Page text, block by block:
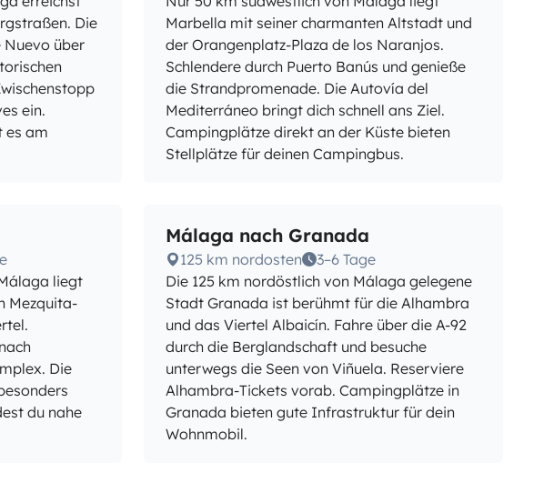
Die
über
ein.
es am
Marbella mit seiner charmanten Altstadt und
der Orangenplatz-Plaza de los Naranjos.
Schlendere durch Puerto Banús und genieße
die Strandpromenade. Die Autovía del
Mediterráneo bringt dich schnell ans Ziel.
Campingplätze direkt an der Küste bieten
Stellplätze für deinen Campingbus.
liegt
Mezquita-
Die
du nahe
Málaga nach Granada
125 km nordosten
3–6 Tage
Die 125 km nordöstlich von Málaga gelegene
Stadt Granada ist berühmt für die Alhambra
und das Viertel Albaicín. Fahre über die A-92
durch die Berglandschaft und besuche
unterwegs die Seen von Viñuela. Reserviere
Alhambra-Tickets vorab. Campingplätze in
Granada bieten gute Infrastruktur für dein
Wohnmobil.